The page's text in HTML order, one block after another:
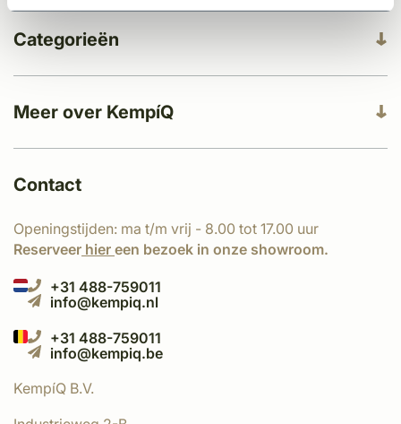
Meer over KempíQ
Categorieën
Contact
Openingstijden: ma t/m vrij - 8.00 tot 17.00 uur
Reserveer hier een bezoek in onze showroom.
+31 488-759011
info@kempiq.nl
+31 488-759011
info@kempiq.be
KempíQ B.V.